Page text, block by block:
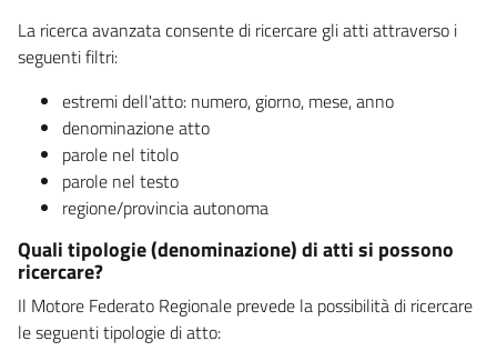
La ricerca avanzata consente di ricercare gli atti attraverso i
seguenti filtri:
estremi dell'atto: numero, giorno, mese, anno
denominazione atto
parole nel titolo
parole nel testo
regione/provincia autonoma
Quali tipologie (denominazione) di atti si possono
ricercare?
Il Motore Federato Regionale prevede la possibilità di ricercare
le seguenti tipologie di atto: